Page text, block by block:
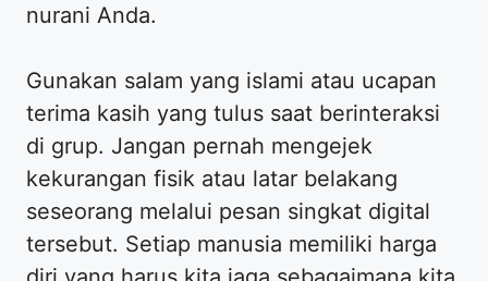
nurani Anda.
Gunakan salam yang islami atau ucapan
terima kasih yang tulus saat berinteraksi
di grup. Jangan pernah mengejek
kekurangan fisik atau latar belakang
seseorang melalui pesan singkat digital
tersebut. Setiap manusia memiliki harga